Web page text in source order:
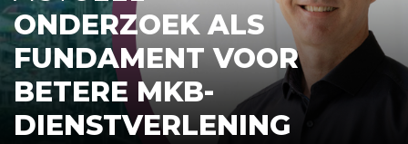
ONDERZOEK ALS
FUNDAMENT VOOR
BETERE MKB-
DIENSTVERLENING